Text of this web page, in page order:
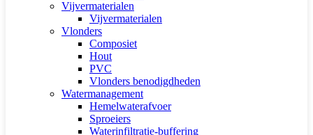
Vijvermaterialen
Vijvermaterialen
Vlonders
Composiet
Hout
PVC
Vlonders benodigdheden
Watermanagement
Hemelwaterafvoer
Sproeiers
Waterinfiltratie-buffering